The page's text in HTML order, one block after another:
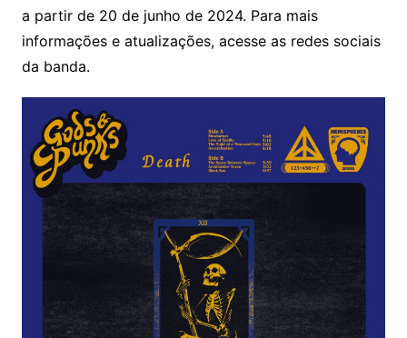
a partir de 20 de junho de 2024. Para mais
informações e atualizações, acesse as redes sociais
da banda.